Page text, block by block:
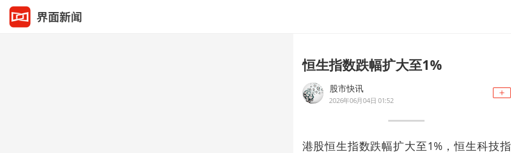
恒生指数跌幅扩大至1%
股市快讯
2026年06月04日 01:52
港股恒生指数跌幅扩大至1%，恒生科技指